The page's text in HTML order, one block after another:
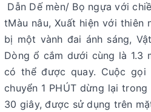
Dẫn Dế mèn/ Bọ ngựa với
tMàu nâu, Xuất hiện với thiên
bị một vành đai ánh sáng,
Dòng ổ cắm dưới cùng là 1.3
có thể được quay. Cuộc gọi
chuyển 1 PHÚT dừng lại
30 giây, được sử dụng trên